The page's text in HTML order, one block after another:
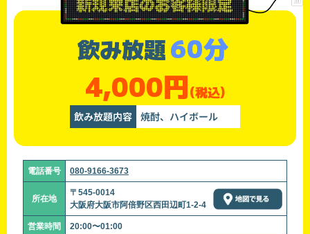
飲み放題60分
4,000円(税込)
飲み放題内容 焼酎、ハイボール
電話番号 080-9166-3673
所在地
〒545-0014
大阪府大阪市阿倍野区西田辺町1-2-4
営業時間 20:00〜01:00